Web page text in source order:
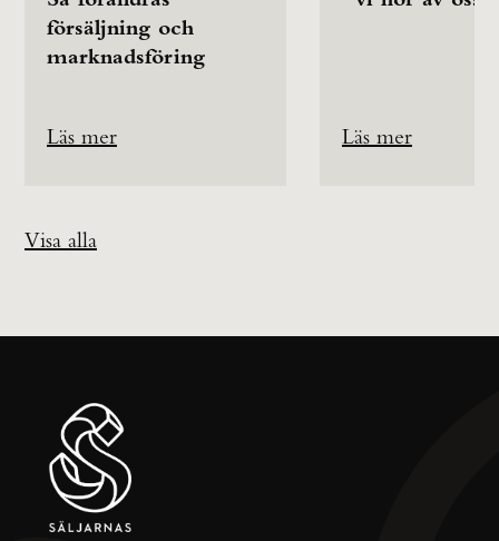
Visa alla
försäljning och
marknadsföring
Läs mer Läs mer